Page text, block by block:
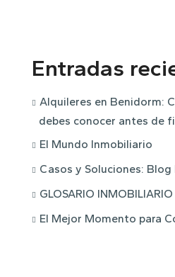
Entradas
Alquileres en Benidorm:
debes conocer antes de
El Mundo Inmobiliario
Casos y Soluciones: Blog
GLOSARIO INMOBILIARIO
El Mejor Momento para